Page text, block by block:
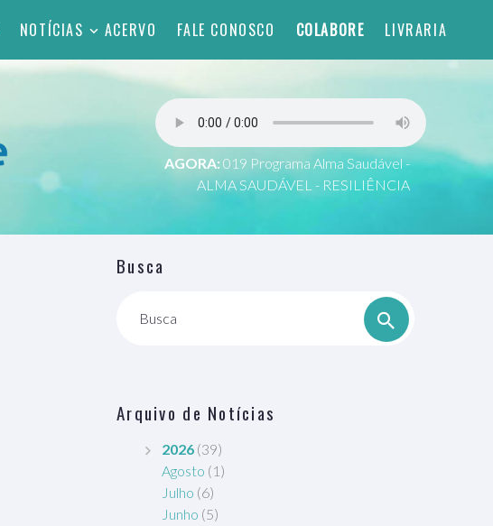
NOTÍCIAS ACERVO FALE CONOSCO COLABORE LIVRARIA
AGORA: 019 Programa Alma Saudável -
ALMA SAUDÁVEL - RESILIÊNCIA
Busca
Busca
Arquivo de Notícias
2026 (39)
Agosto (1)
Julho (6)
Junho (5)